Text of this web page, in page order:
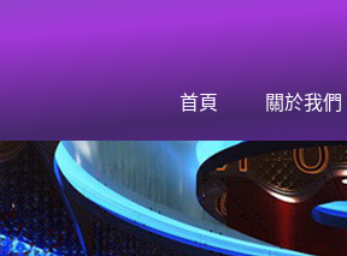
首頁 關於我們